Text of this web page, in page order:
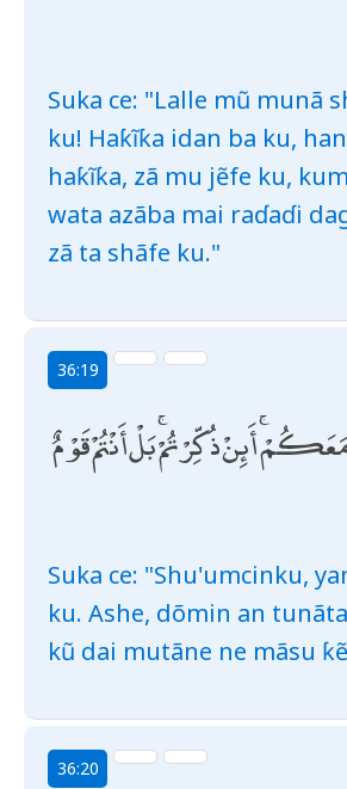
Suka ce: "Lalle mũ munã
ku! Haƙĩƙa idan ba ku,
haƙĩƙa, zã mu jẽfe ku,
wata azãba mai raɗaɗi
zã ta shãfe ku."
36:19
أَئِنْ ذُكِّرْتُمْ ۚ بَلْ أَنْتُمْ قَوْمٌ
Suka ce: "Shu'umcinku,
ku. Ashe, dõmin an
kũ dai mutãne ne mãsu
36:20